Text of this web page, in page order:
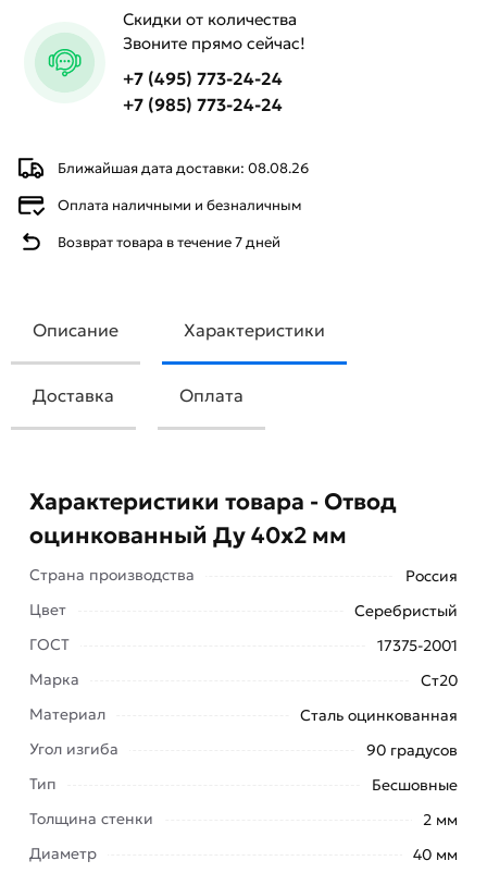
Ближайшая дата доставки: 08.08.26
Оплата наличными и безналичным
Возврат товара в течение 7 дней
Скидки от количества
Звоните прямо сейчас!
+7 (495) 773-24-24
+7 (985) 773-24-24
Описание Характеристики
Доставка Оплата
Отвод оцинкованный Ду 40х2 мм - это отрезок
трубы, с изгибом под установленным углом.
Характеристики товара - Отвод
оцинкованный Ду 40х2 мм
Страна производства
Россия
Цвет
Серебристый
ГОСТ
17375-2001
Марка
Ст20
Материал
Сталь оцинкованная
Угол изгиба
90 градусов
Тип
Бесшовные
Толщина стенки
2 мм
Диаметр
40 мм